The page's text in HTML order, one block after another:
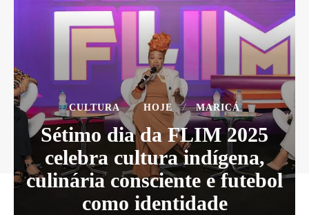
CULTURA HOJE MARICÁ
Sétimo dia da FLIM 2025
celebra cultura indígena,
culinária consciente e futebol
como identidade